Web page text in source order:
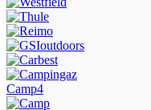
Camp4